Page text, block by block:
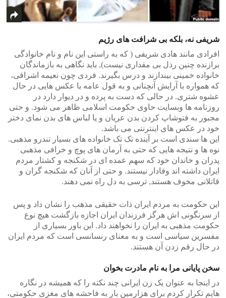
شریفی نه، بلکه بی شرافت های رژیم
افرادی مانند هادی شریفی ( که به راستی این نام و نام خانوادگی
برازنده چنین رذل بی مقداری نیست), باید نگاهی به بازماندگان
خانواده خمینی بیندازند و درس بگیرند. فردی چون نعیمه اشراقی،
که همواره با آرایش آنچنانی و به قول عامه با عکس هایی در حال
عشوه شتری. در حالی که دست به پرده و در دیوار دارد در
روزنامه ها وبسایت حاوی حکومت اسلامی ظاهر می شود. و حتی
مجبور به فتوشاپ کردن بدن عریان و یا لباس های بدن نمای دختر
خود در عکس های اینترنتی می باشد.
این ها سندی است بر آینده تک تک خانواده های بسیار تندرو مذهبی.
نوه ها و نتیجه هایی که حتی به آرمان های پوچ و خرافی مذهبی
پدران و خاندان خود که سهم عمده ای در شکنجه و کشتار مردم
ایران داشته اند وفادار نیستند. و حتی از آنان که شکنجه گران و
قاتلانی مخوف هستند, ترسی به دل راه نمی دهند.
این حکومت به مردم ایران ذات حقیقی مذهب را نشان داد و پس
از سرنگونی اش هرگز فرزندان ایران اجازه بازگشت هیچ نوع
حکومت مذهبی به ایران را نخواهند داد. این باور بسیاری از
مفسرین سیاسی است و به معنای رنسانسی است که مردم ایران
در حال رقم زدن آن هستند.
سخن پایانی مرا به نام مادرت بخوان
در اینجا به عنوان یک زن ایرانی چند نکته را که همیشه در نگاره
هایم تکرار کردم برای هزارمین بار به فاحشه های مغزی حکومتی،